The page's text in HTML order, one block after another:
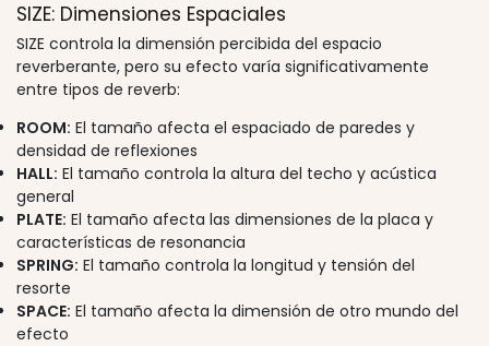
SIZE: Dimensiones Espaciales
SIZE controla la dimensión percibida del espacio
reverberante, pero su efecto varía significativamente
entre tipos de reverb:
ROOM: El tamaño afecta el espaciado de paredes y
densidad de reflexiones
HALL: El tamaño controla la altura del techo y acústica
general
PLATE: El tamaño afecta las dimensiones de la placa y
características de resonancia
SPRING: El tamaño controla la longitud y tensión del
resorte
SPACE: El tamaño afecta la dimensión de otro mundo del
efecto